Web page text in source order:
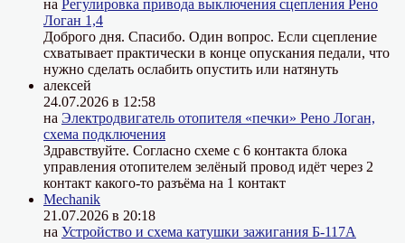
на Регулировка привода выключения сцепления Рено
Логан 1,4
Доброго дня. Спасибо. Один вопрос. Если сцепление
схватывает практически в конце опускания педали, что
нужно сделать ослабить опустить или натянуть
алексей
24.07.2026 в 12:58
на Электродвигатель отопителя «печки» Рено Логан,
схема подключения
Здравствуйте. Согласно схеме с 6 контакта блока
управления отопителем зелёный провод идёт через 2
контакт какого-то разъёма на 1 контакт
Mechanik
21.07.2026 в 20:18
на Устройство и схема катушки зажигания Б-117А